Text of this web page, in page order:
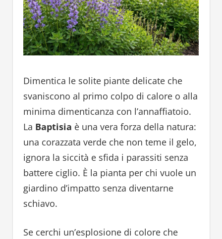
Dimentica le solite piante delicate che
svaniscono al primo colpo di calore o alla
minima dimenticanza con l’annaffiatoio.
La Baptisia è una vera forza della natura:
una corazzata verde che non teme il gelo,
ignora la siccità e sfida i parassiti senza
battere ciglio. È la pianta per chi vuole un
giardino d’impatto senza diventarne
schiavo.
Se cerchi un’esplosione di colore che